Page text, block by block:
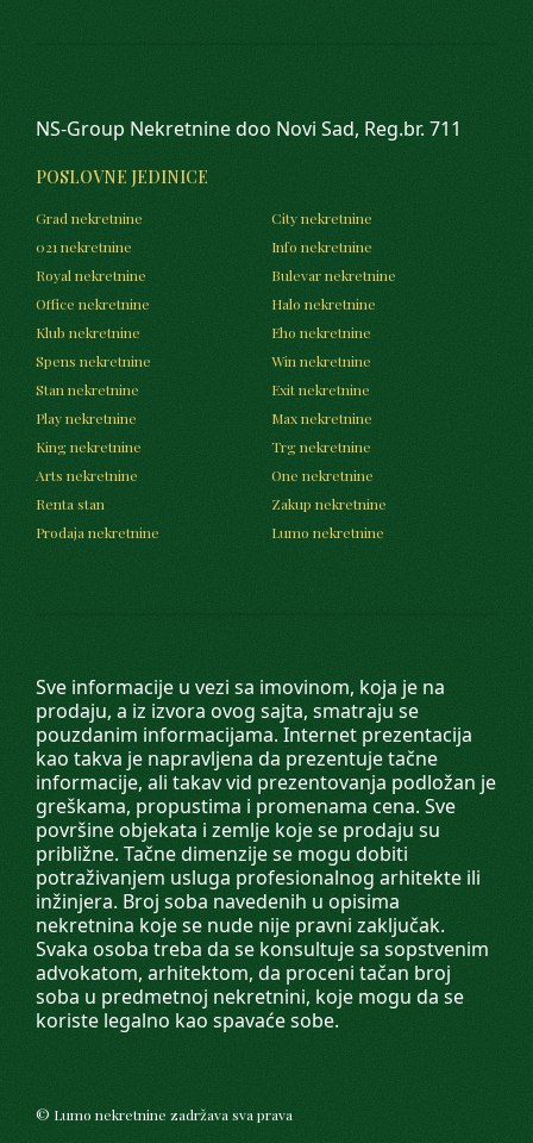
Sve informacije u vezi sa imovinom, koja je na
prodaju, a iz izvora ovog sajta, smatraju se
pouzdanim informacijama. Internet prezentacija
kao takva je napravljena da prezentuje tačne
informacije, ali takav vid prezentovanja podložan je
greškama, propustima i promenama cena. Sve
površine objekata i zemlje koje se prodaju su
približne. Tačne dimenzije se mogu dobiti
potraživanjem usluga profesionalnog arhitekte ili
inžinjera. Broj soba navedenih u opisima
nekretnina koje se nude nije pravni zaključak.
Svaka osoba treba da se konsultuje sa sopstvenim
advokatom, arhitektom, da proceni tačan broj
soba u predmetnoj nekretnini, koje mogu da se
koriste legalno kao spavaće sobe.
NS-Group Nekretnine doo Novi Sad, Reg.br. 711
POSLOVNE JEDINICE
Grad nekretnine
City nekretnine
021 nekretnine
Info nekretnine
Royal nekretnine
Bulevar nekretnine
Office nekretnine
Halo nekretnine
Klub nekretnine
Eho nekretnine
Spens nekretnine
Win nekretnine
Stan nekretnine
Exit nekretnine
Play nekretnine
Max nekretnine
King nekretnine
Trg nekretnine
Arts nekretnine
One nekretnine
Renta stan
Zakup nekretnine
Prodaja nekretnine
Lumo nekretnine
© Lumo nekretnine zadržava sva prava